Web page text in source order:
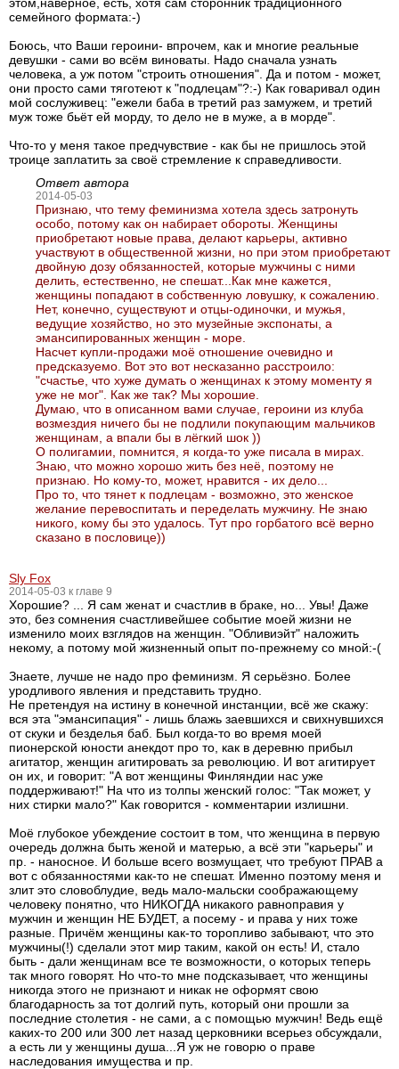
семейного формата:-)
Боюсь, что Ваши героини- впрочем, как и многие реальные
девушки - сами во всём виноваты. Надо сначала узнать
человека, а уж потом "строить отношения". Да и потом - может,
они просто сами тяготеют к "подлецам"?:-) Как говаривал один
мой сослуживец: "ежели баба в третий раз замужем, и третий
муж тоже бьёт ей морду, то дело не в муже, а в морде".
Что-то у меня такое предчувствие - как бы не пришлось этой
троице заплатить за своё стремление к справедливости.
Ответ автора
2014-05-03
Признаю, что тему феминизма хотела здесь затронуть
особо, потому как он набирает обороты. Женщины
приобретают новые права, делают карьеры, активно
участвуют в общественной жизни, но при этом приобретают
двойную дозу обязанностей, которые мужчины с ними
делить, естественно, не спешат...Как мне кажется,
женщины попадают в собственную ловушку, к сожалению.
Нет, конечно, существуют и отцы-одиночки, и мужья,
ведущие хозяйство, но это музейные экспонаты, а
эмансипированных женщин - море.
Насчет купли-продажи моё отношение очевидно и
предсказуемо. Вот это вот несказанно расстроило:
"счастье, что хуже думать о женщинах к этому моменту я
уже не мог". Как же так? Мы хорошие.
Думаю, что в описанном вами случае, героини из клуба
возмездия ничего бы не подлили покупающим мальчиков
женщинам, а впали бы в лёгкий шок ))
О полигамии, помнится, я когда-то уже писала в мирах.
Знаю, что можно хорошо жить без неё, поэтому не
признаю. Но кому-то, может, нравится - их дело...
Про то, что тянет к подлецам - возможно, это женское
желание перевоспитать и переделать мужчину. Не знаю
никого, кому бы это удалось. Тут про горбатого всё верно
сказано в пословице))
Sly Fox
2014-05-03 к главе 9
Хорошие? ... Я сам женат и счастлив в браке, но... Увы! Даже
это, без сомнения счастливейшее событие моей жизни не
изменило моих взглядов на женщин. "Обливиэйт" наложить
некому, а потому мой жизненный опыт по-прежнему со мной:-(
Знаете, лучше не надо про феминизм. Я серьёзно. Более
уродливого явления и представить трудно.
Не претендуя на истину в конечной инстанции, всё же скажу:
вся эта "эмансипация" - лишь блажь заевшихся и свихнувшихся
от скуки и безделья баб. Был когда-то во время моей
пионерской юности анекдот про то, как в деревню прибыл
агитатор, женщин агитировать за революцию. И вот агитирует
он их, и говорит: "А вот женщины Финляндии нас уже
поддерживают!" На что из толпы женский голос: "Так может, у
них стирки мало?" Как говорится - комментарии излишни.
Моё глубокое убеждение состоит в том, что женщина в первую
очередь должна быть женой и матерью, а всё эти "карьеры" и
пр. - наносное. И больше всего возмущает, что требуют ПРАВ а
вот с обязанностями как-то не спешат. Именно поэтому меня и
злит это словоблудие, ведь мало-мальски соображающему
человеку понятно, что НИКОГДА никакого равноправия у
мужчин и женщин НЕ БУДЕТ, а посему - и права у них тоже
разные. Причём женщины как-то торопливо забывают, что это
мужчины(!) сделали этот мир таким, какой он есть! И, стало
быть - дали женщинам все те возможности, о которых теперь
так много говорят. Но что-то мне подсказывает, что женщины
никогда этого не признают и никак не оформят свою
благодарность за тот долгий путь, который они прошли за
последние столетия - не сами, а с помощью мужчин! Ведь ещё
каких-то 200 или 300 лет назад церковники всерьез обсуждали,
а есть ли у женщины душа...Я уж не говорю о праве
наследования имущества и пр.